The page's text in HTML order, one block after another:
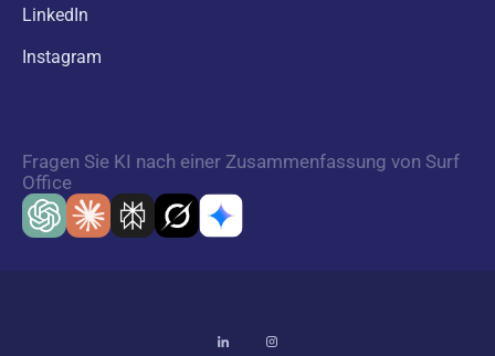
LinkedIn
Instagram
Fragen Sie KI nach einer Zusammenfassung von Surf
Office